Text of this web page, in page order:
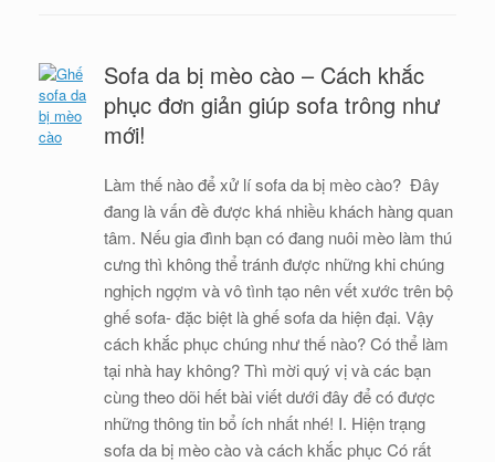
Sofa da bị mèo cào – Cách khắc
phục đơn giản giúp sofa trông như
mới!
Làm thế nào để xử lí sofa da bị mèo cào? Đây
đang là vấn đề được khá nhiều khách hàng quan
tâm. Nếu gia đình bạn có đang nuôi mèo làm thú
cưng thì không thể tránh được những khi chúng
nghịch ngợm và vô tình tạo nên vết xước trên bộ
ghế sofa- đặc biệt là ghế sofa da hiện đại. Vậy
cách khắc phục chúng như thế nào? Có thể làm
tại nhà hay không? Thì mời quý vị và các bạn
cùng theo dõi hết bài viết dưới đây để có được
những thông tin bổ ích nhất nhé! I. Hiện trạng
sofa da bị mèo cào và cách khắc phục Có rất